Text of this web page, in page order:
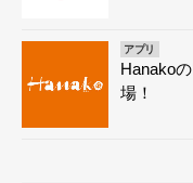
アプリ
Hanako
場！